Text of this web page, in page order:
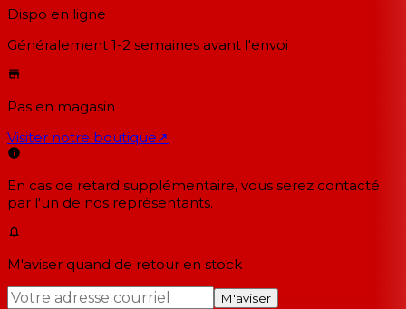
Dispo en ligne
Généralement 1-2 semaines avant l'envoi
Pas en magasin
Visiter notre boutique↗
En cas de retard supplémentaire, vous serez contacté
par l'un de nos représentants.
M'aviser quand de retour en stock
M'aviser